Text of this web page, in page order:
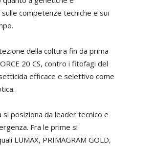
competenze tecniche e sui
della coltura fin da prima
20 CS, contro i fitofagi del
efficace e selettivo come
posiziona da leader tecnico e
Fra le prime si
LUMAX, PRIMAGRAM GOLD,